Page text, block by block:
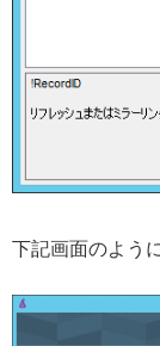
下記画面のよう